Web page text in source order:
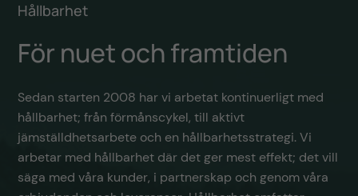
Hållbarhet
För nuet och framtiden
Sedan starten 2008 har vi arbetat kontinuerligt med
hållbarhet; från förmånscykel, till aktivt
jämställdhetsarbete och en hållbarhetsstrategi. Vi
arbetar med hållbarhet där det ger mest effekt; det vill
säga med våra kunder, i partnerskap och genom våra